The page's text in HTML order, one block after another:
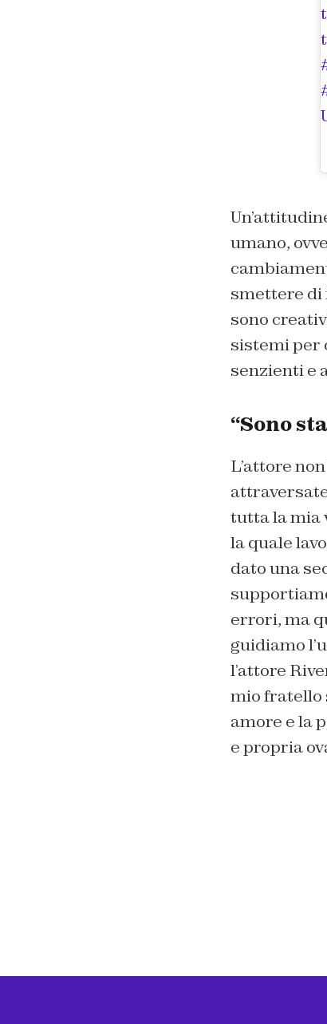
umano,
smettere di
sono
sistemi per
senzienti e
“Sono
L’attore
tutta la mia
la quale
dato una
errori, ma
guidiamo
l’attore
mio fratello
amore e la
e propria